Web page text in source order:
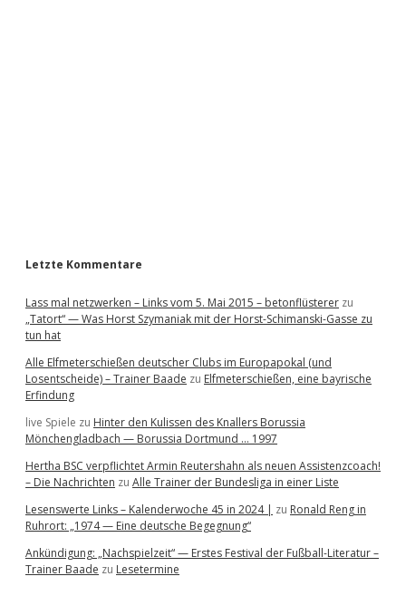
Letzte Kommentare
Lass mal netzwerken – Links vom 5. Mai 2015 – betonflüsterer zu
„Tatort“ — Was Horst Szymaniak mit der Horst-Schimanski-Gasse zu
tun hat
Alle Elfmeterschießen deutscher Clubs im Europapokal (und
Losentscheide) – Trainer Baade zu Elfmeterschießen, eine bayrische
Erfindung
live Spiele zu Hinter den Kulissen des Knallers Borussia
Mönchengladbach — Borussia Dortmund … 1997
Hertha BSC verpflichtet Armin Reutershahn als neuen Assistenzcoach!
– Die Nachrichten zu Alle Trainer der Bundesliga in einer Liste
Lesenswerte Links – Kalenderwoche 45 in 2024 | zu Ronald Reng in
Ruhrort: „1974 — Eine deutsche Begegnung“
Ankündigung: „Nachspielzeit“ — Erstes Festival der Fußball-Literatur –
Trainer Baade zu Lesetermine